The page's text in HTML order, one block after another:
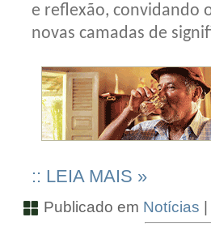
e reflexão, convidando
novas camadas de
:: LEIA MAIS »
Publicado em Notícias |